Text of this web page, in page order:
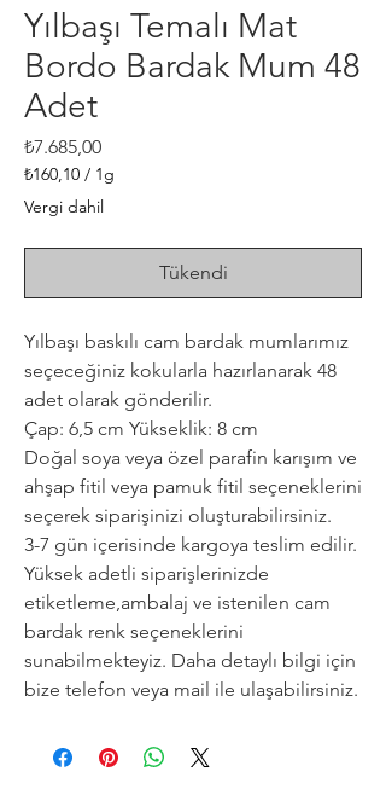
Yılbaşı Temalı Mat
Bordo Bardak Mum 48
Adet
₺7.685,00Fiyat
₺160,10 / 1g
1
Gram
fiyatı
Vergi dahil
Tükendi
Yılbaşı baskılı cam bardak mumlarımız
seçeceğiniz kokularla hazırlanarak 48
adet olarak gönderilir.
Çap: 6,5 cm Yükseklik: 8 cm
Doğal soya veya özel parafin karışım ve
ahşap fitil veya pamuk fitil seçeneklerini
seçerek siparişinizi oluşturabilirsiniz.
3-7 gün içerisinde kargoya teslim edilir.
Yüksek adetli siparişlerinizde
etiketleme,ambalaj ve istenilen cam
bardak renk seçeneklerini
sunabilmekteyiz. Daha detaylı bilgi için
bize telefon veya mail ile ulaşabilirsiniz.